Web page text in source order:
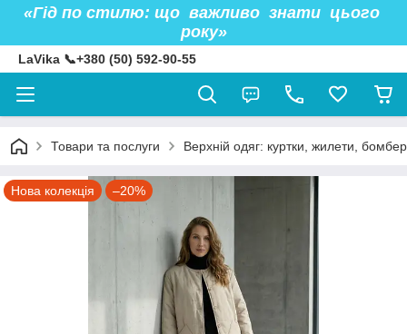
«Гід по стилю: що важливо знати цього
року»
LaVika 📞+380 (50) 592-90-55
Товари та послуги Верхній одяг: куртки, жилети,
Нова колекція –20%